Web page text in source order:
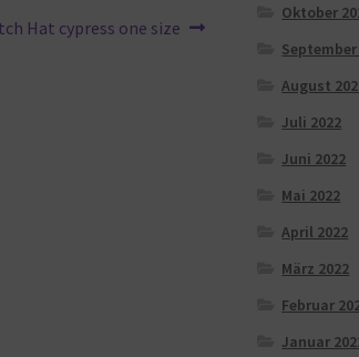
Hat cypress one size
Oktober
September
August
Juli 2022
Juni 2022
Mai 2022
April 2022
März 2022
Februar
Januar